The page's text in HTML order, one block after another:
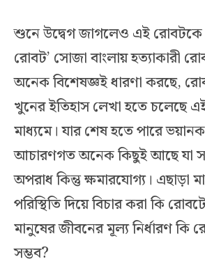
শুনে উদ্বেগ জাগলেও এই রোবটকে
রোবট’ সোজা বাংলায় হত্যাকারী
অনেক বিশেষজ্ঞই ধারণা করছে,
খুনের ইতিহাস লেখা হতে চলেছে এই
মাধ্যমে। যার শেষ হতে পারে
আচারণগত অনেক কিছুই আছে যা
অপরাধ কিন্তু ক্ষমারযোগ্য। এছাড়া
পরিস্থিতি দিয়ে বিচার করা কি
মানুষের জীবনের মূল্য নির্ধারণ কি
সম্ভব?